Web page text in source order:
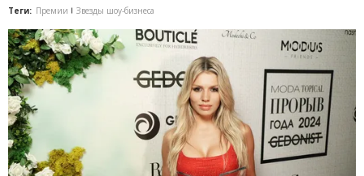
Теги: Премии Звезды шоу-бизнеса